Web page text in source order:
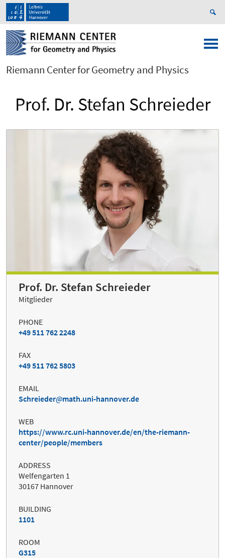
Riemann Center for Geometry and Physics
Prof. Dr. Stefan Schreieder
Prof. Dr. Stefan Schreieder
Mitglieder
PHONE
+49 511 762 2248
FAX
+49 511 762 5803
EMAIL
Schreieder
math.uni-hannover.de
WEB
https://www.rc.uni-hannover.de/en/the-riemann-
center/people/members
ADDRESS
Welfengarten 1
30167 Hannover
BUILDING
1101
ROOM
G315